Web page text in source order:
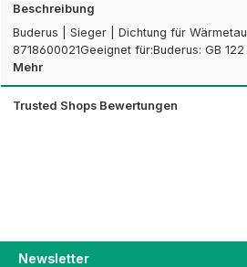
Beschreibung
Buderus | Sieger | Dichtung für
8718600021Geeignet für:Buderus: GB
Mehr
Trusted Shops Bewertungen
Newsletter